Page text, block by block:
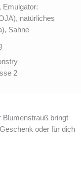
Emulgator:
natürliches
Sahne
2
Blumenstrauß bringt
oder für dich